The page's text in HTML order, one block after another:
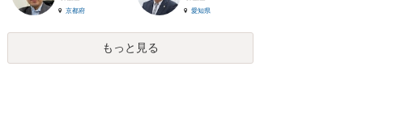
京都府
愛知県
もっと見る